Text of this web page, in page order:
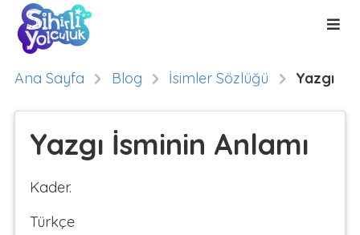
Ana Sayfa Blog İsimler Sözlüğü Yazgı
Yazgı İsminin Anlamı
Kader.
Türkçe